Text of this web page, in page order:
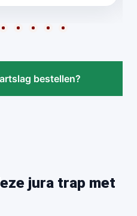
bestellen?
jura trap met